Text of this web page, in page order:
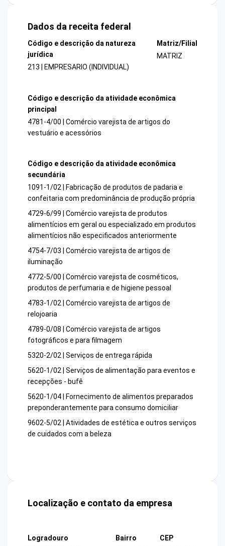
Dados da receita federal
Código e descrição da natureza
jurídica
213 | EMPRESARIO (INDIVIDUAL)
Matriz/Filial
MATRIZ
Código e descrição da atividade econômica
principal
4781-4/00 | Comércio varejista de artigos do
vestuário e acessórios
Código e descrição da atividade econômica
secundária
1091-1/02 | Fabricação de produtos de padaria e
confeitaria com predominância de produção própria
4729-6/99 | Comércio varejista de produtos
alimentícios em geral ou especializado em produtos
alimentícios não especificados anteriormente
4754-7/03 | Comércio varejista de artigos de
iluminação
4772-5/00 | Comércio varejista de cosméticos,
produtos de perfumaria e de higiene pessoal
4783-1/02 | Comércio varejista de artigos de
relojoaria
4789-0/08 | Comércio varejista de artigos
fotográficos e para filmagem
5320-2/02 | Serviços de entrega rápida
5620-1/02 | Serviços de alimentação para eventos e
recepções - bufê
5620-1/04 | Fornecimento de alimentos preparados
preponderantemente para consumo domiciliar
9602-5/02 | Atividades de estética e outros serviços
de cuidados com a beleza
Localização e contato da empresa
Logradouro
Bairro
CEP